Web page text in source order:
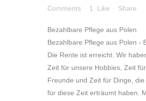
Comments
1 Like Share
Bezahlbare Pflege aus Polen
Bezahlbare Pflege aus Polen -
Die Rente ist erreicht. Wir
Zeit für unsere Hobbies, Zeit für
Freunde und Zeit für Dinge,
für diese Zeit erträumt haben.